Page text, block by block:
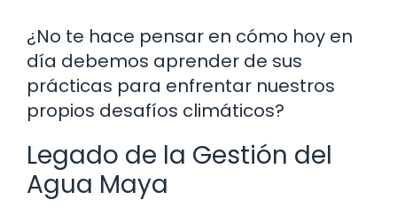
¿No te hace pensar en cómo hoy en
día debemos aprender de sus
prácticas para enfrentar nuestros
propios desafíos climáticos?
Legado de la Gestión del
Agua Maya